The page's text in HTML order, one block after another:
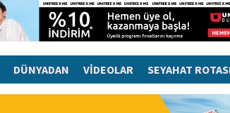
DÜNYADAN VİDEOLAR SEYAHAT